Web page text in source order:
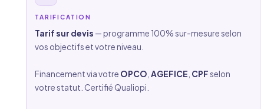
TARIFICATION
Tarif sur devis — programme 100% sur-mesure selon
vos objectifs et votre niveau.
Financement via votre OPCO AGEFICE CPFselon
votre statut. Certifié Qualiopi.